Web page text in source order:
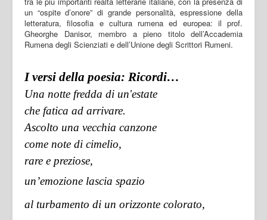
un “ospite d’onore” di grande personalità, espressione della
letteratura, filosofia e cultura rumena ed europea: il prof.
Gheorghe Danisor, membro a pieno titolo dell’Accademia
Rumena degli Scienziati e dell’Unione degli Scrittori Rumeni.
I versi della poesia: Ricordi…
Una notte fredda di un'estate
che fatica ad arrivare.
Ascolto una vecchia canzone
come note di cimelio,
rare e preziose,
un’emozione lascia spazio
al turbamento di un orizzonte colorato,